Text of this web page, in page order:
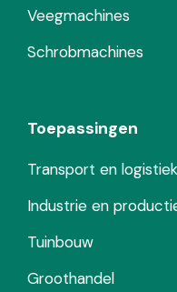
Veegmachines
Schrobmachines
Toepassingen
Transport en logistiek
Industrie en
Tuinbouw
Groothandel